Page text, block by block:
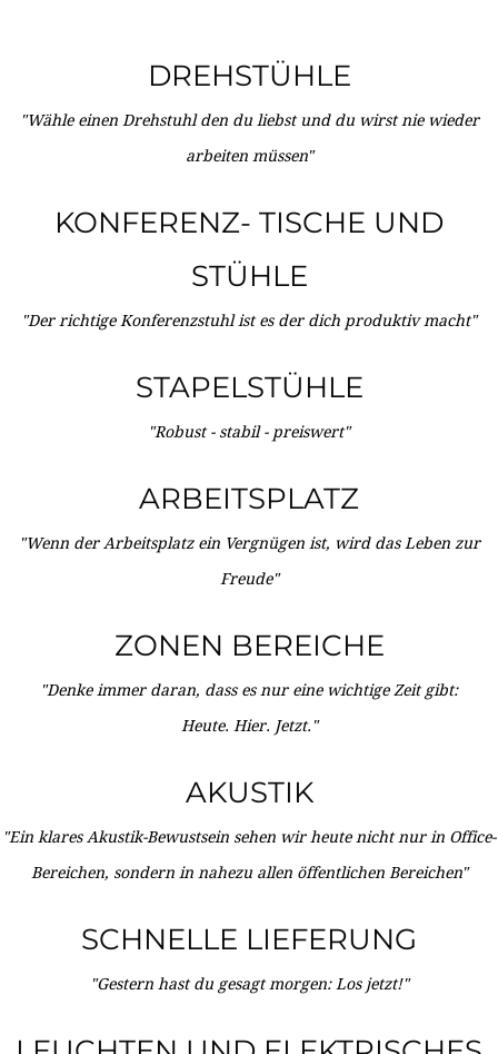
DREHSTÜHLE
"Wähle einen Drehstuhl den du liebst und du wirst nie wieder
arbeiten müssen"
KONFERENZ- TISCHE UND
STÜHLE
"Der richtige Konferenzstuhl ist es der dich produktiv macht"
STAPELSTÜHLE
"Robust - stabil - preiswert"
ARBEITSPLATZ
"Wenn der Arbeitsplatz ein Vergnügen ist, wird das Leben zur
Freude"
ZONEN BEREICHE
"Denke immer daran, dass es nur eine wichtige Zeit gibt:
Heute. Hier. Jetzt."
AKUSTIK
"Ein klares Akustik-Bewustsein sehen wir heute nicht nur in Office-
Bereichen, sondern in nahezu allen öffentlichen Bereichen"
SCHNELLE LIEFERUNG
"Gestern hast du gesagt morgen: Los jetzt!"